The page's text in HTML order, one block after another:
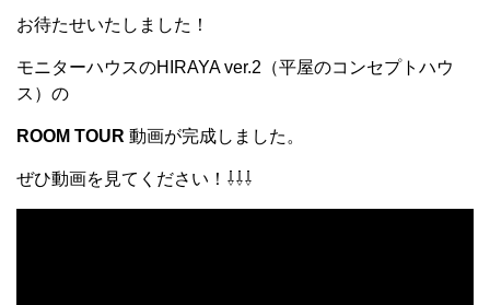
お待たせいたしました！
モニターハウスのHIRAYA ver.2（平屋のコンセプトハウ
ス）の
ROOM TOUR 動画が完成しました。
ぜひ動画を見てください！⇩⇩⇩